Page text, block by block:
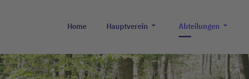
Home Hauptverein Abteilungen